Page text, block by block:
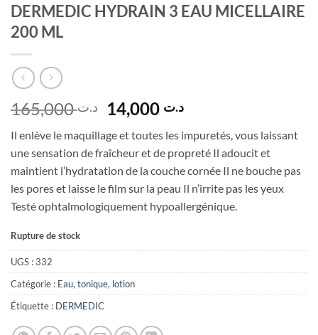
DERMEDIC HYDRAIN 3 EAU MICELLAIRE
200 ML
د.ت165,000
Le
prix
initial
était :
د.ت 165,000.
د.تLe
actuel
est :
د.ت 14,000.
Il enlève le maquillage et toutes les impuretés, vous laissant
une sensation de fraîcheur et de propreté Il adoucit et
maintient l’hydratation de la couche cornée Il ne bouche pas
les pores et laisse le film sur la peau Il n’irrite pas les yeux
Testé ophtalmologiquement hypoallergénique.
Rupture de stock
UGS :332
Catégorie : Eau, tonique, lotion
Étiquette : DERMEDIC